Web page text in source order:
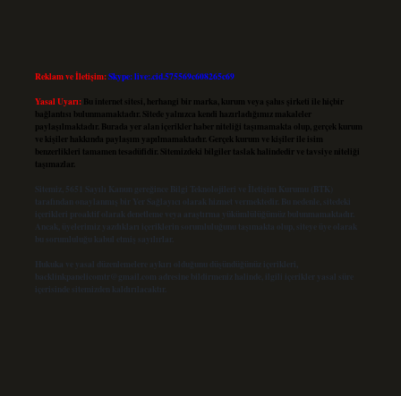
Reklam ve İletişim:Skype: live:.cid.575569c608265c69
Yasal Uyarı: Bu internet sitesi, herhangi bir marka, kurum veya şahıs şirketi ile hiçbir
bağlantısı bulunmamaktadır. Sitede yalnızca kendi hazırladığımız makaleler
paylaşılmaktadır. Burada yer alan içerikler haber niteliği taşımamakta olup, gerçek kurum
ve kişiler hakkında paylaşım yapılmamaktadır. Gerçek kurum ve kişiler ile isim
benzerlikleri tamamen tesadüfidir. Sitemizdeki bilgiler taslak halindedir ve tavsiye niteliği
taşımazlar.
Sitemiz, 5651 Sayılı Kanun gereğince Bilgi Teknolojileri ve İletişim Kurumu (BTK)
tarafından onaylanmış bir Yer Sağlayıcı olarak hizmet vermektedir. Bu nedenle, sitedeki
içerikleri proaktif olarak denetleme veya araştırma yükümlülüğümüz bulunmamaktadır.
Ancak, üyelerimiz yazdıkları içeriklerin sorumluluğunu taşımakta olup, siteye üye olarak
bu sorumluluğu kabul etmiş sayılırlar.
Hukuka ve yasal düzenlemelere aykırı olduğunu düşündüğünüz içerikleri,
backlinkpanelicomtr@gmail.com adresine bildirmeniz halinde, ilgili içerikler yasal süre
içerisinde sitemizden kaldırılacaktır.